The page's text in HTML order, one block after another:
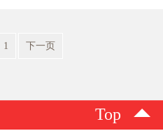
1 下一页
Top